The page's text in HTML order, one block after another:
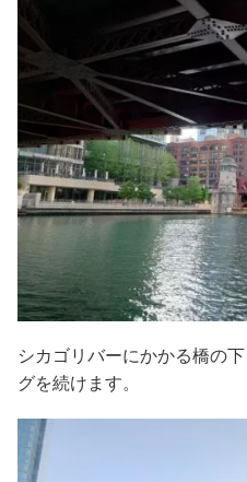
シカゴリバーにかかる橋の
グを続けます。